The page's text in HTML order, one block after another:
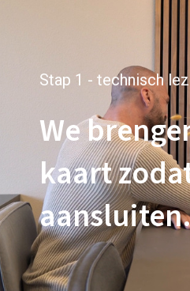
Stap 1 - technisch
We
kaart